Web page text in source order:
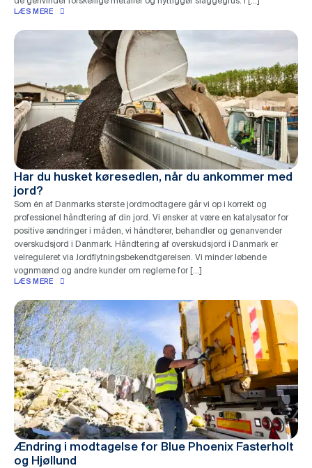
LÆS MERE
Har du husket køresedlen, når du ankommer med
jord?
Som én af Danmarks største jordmodtagere går vi op i korrekt og
professionel håndtering af din jord. Vi ønsker at være en katalysator for
positive ændringer i måden, vi håndterer, behandler og genanvender
overskudsjord i Danmark. Håndtering af overskudsjord i Danmark er
velreguleret via Jordflytningsbekendtgørelsen. Vi minder løbende
vognmænd og andre kunder om reglerne for […]
LÆS MERE
Ændring i modtagelse for Blue Phoenix Fasterholt
og Hjøllund